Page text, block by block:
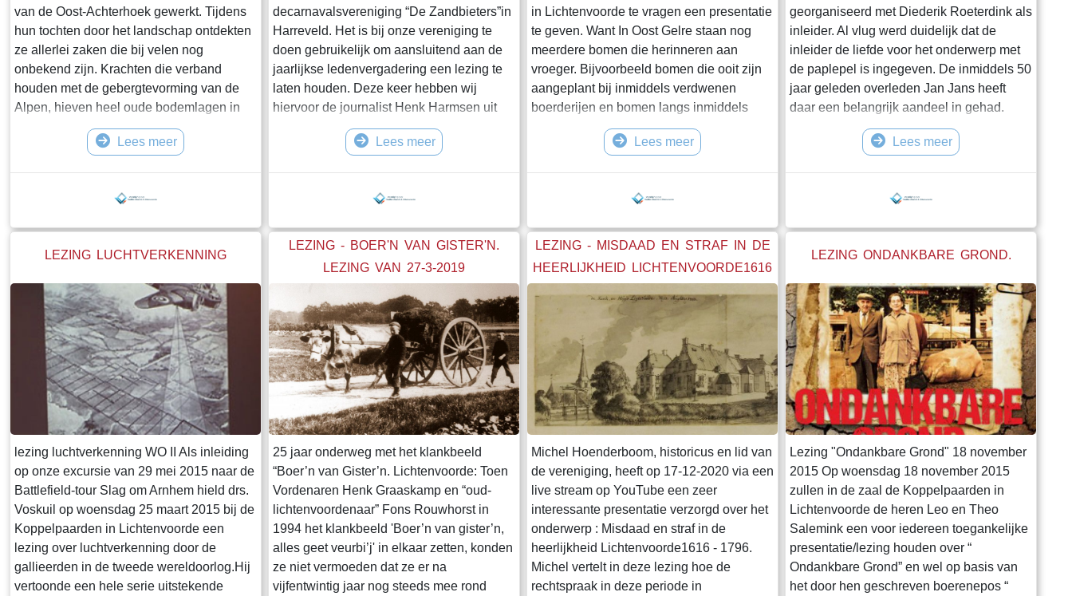
van de Oost-Achterhoek gewerkt. Tijdens
hun tochten door het landschap ontdekten
ze allerlei zaken die bij velen nog
onbekend zijn. Krachten die verband
houden met de gebergtevorming van de
Alpen, hieven heel oude bodemlagen in
de Oost-Achterhoek op, zodat deze lagen
nu aan de oppervlakte liggen. Maar los
geweest op de hedendaagse
Lees meer
decarnavalsvereniging “De Zandbieters”in
Harreveld. Het is bij onze vereniging te
doen gebruikelijk om aansluitend aan de
jaarlijkse ledenvergadering een lezing te
laten houden. Deze keer hebben wij
hiervoor de journalist Henk Harmsen uit
Stokkum uitgenodigd. Hij zal aan de hand
van foto’s vertellen over “Boerenjeugd op
van 1951 tot 1967 op de
Lees meer
in Lichtenvoorde te vragen een presentatie
te geven. Want In Oost Gelre staan nog
meerdere bomen die herinneren aan
vroeger. Bijvoorbeeld bomen die ooit zijn
aangeplant bij inmiddels verdwenen
boerderijen en bomen langs inmiddels
verdwenen zandwegen. Op 26 november
heeft Carel ten Have deze presentatie
Bomenwacht adviseert de gemeente over
herstel en behoud v
Lees meer
georganiseerd met Diederik Roeterdink als
inleider. Al vlug werd duidelijk dat de
inleider de liefde voor het onderwerp met
de paplepel is ingegeven. De inmiddels 50
jaar geleden overleden Jan Jans heeft
daar een belangrijk aandeel in gehad.
Het geboortehuis van Roeterdink is in één
van de boeken ( Landelijke bouwkunst in
alsook de plattegrond. De geboorteplaats
Lees meer
LEZING LUCHTVERKENNING
lezing luchtverkenning WO II Als inleiding
op onze excursie van 29 mei 2015 naar de
Battlefield-tour Slag om Arnhem hield drs.
Voskuil op woensdag 25 maart 2015 bij de
Koppelpaarden in Lichtenvoorde een
lezing over luchtverkenning door de
gallieerden in de tweede wereldoorlog.Hij
vertoonde een hele serie uitstekende
LEZING - BOER'N VAN GISTER'N.
LEZING VAN 27-3-2019
25 jaar onderweg met het klankbeeld
“Boer’n van Gister’n. Lichtenvoorde: Toen
Vordenaren Henk Graaskamp en “oud-
lichtenvoordenaar” Fons Rouwhorst in
1994 het klankbeeld 'Boer’n van gister’n,
alles geet veurbi’j' in elkaar zetten, konden
ze niet vermoeden dat ze er na
vijfentwintig jaar nog steeds mee rond
LEZING - MISDAAD EN STRAF IN DE
HEERLIJKHEID LICHTENVOORDE1616
Michel Hoenderboom, historicus en lid van
de vereniging, heeft op 17-12-2020 via een
live stream op YouTube een zeer
interessante presentatie verzorgd over het
onderwerp : Misdaad en straf in de
heerlijkheid Lichtenvoorde1616 - 1796.
Michel vertelt in deze lezing hoe de
rechtspraak in deze periode in
LEZING ONDANKBARE GROND.
Lezing "Ondankbare Grond" 18 november
2015 Op woensdag 18 november 2015
zullen in de zaal de Koppelpaarden in
Lichtenvoorde de heren Leo en Theo
Salemink een voor iedereen toegankelijke
presentatie/lezing houden over “
Ondankbare Grond” en wel op basis van
het door hen geschreven boerenepos “